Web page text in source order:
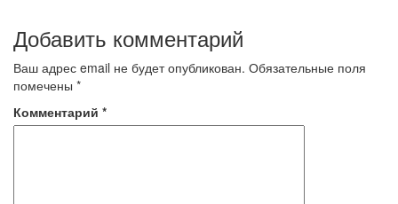
Добавить комментарий
Ваш адрес email не будет опубликован. Обязательные поля
помечены *
Комментарий *